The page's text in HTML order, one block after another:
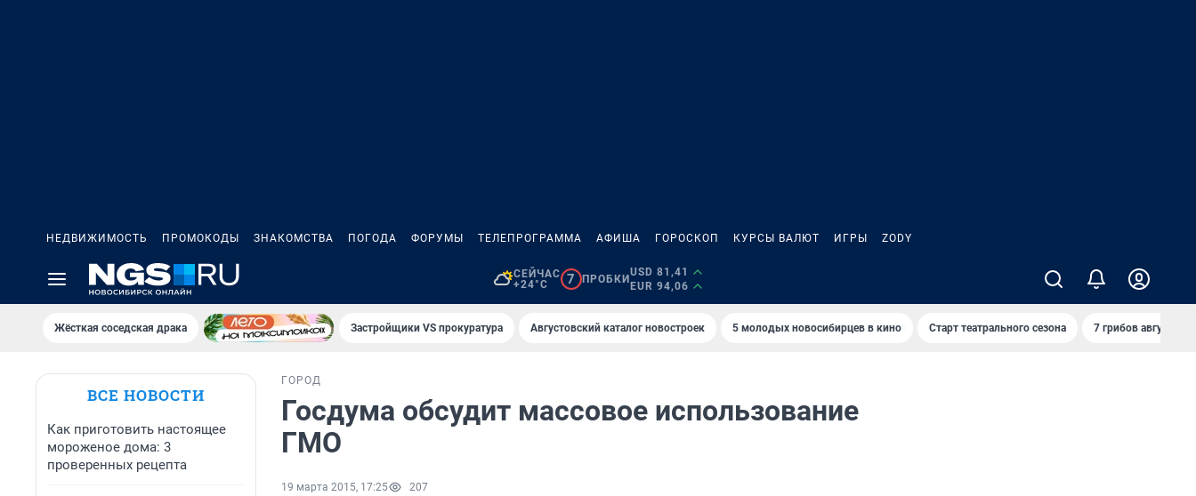
НЕДВИЖИМОСТЬ ПРОМОКОДЫ ЗНАКОМСТВА ПОГОДА ФОРУМЫ ТЕЛЕПРОГРАММА АФИША ГОРОСКОП КУРСЫ ВАЛЮТ ИГРЫ ZODY
СЕЙЧАС
+24°C
7 ПРОБКИ
USD 81,41
EUR 94,06
Жёсткая соседская драка Застройщики VS прокуратура Августовский каталог новостроек 5 молодых новосибирцев в кино Старт театрального сезона 7 грибов августа
ВСЕ НОВОСТИ
Как приготовить настоящее
мороженое дома: 3
проверенных рецепта
ГОРОД
Госдума обсудит массовое использование
ГМО
19 марта 2015, 17:25 207